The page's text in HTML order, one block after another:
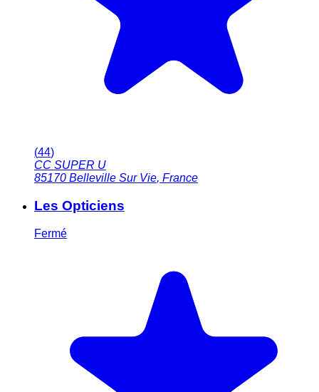
(44)
CC SUPER U
85170 Belleville Sur Vie, France
Les Opticiens
Fermé